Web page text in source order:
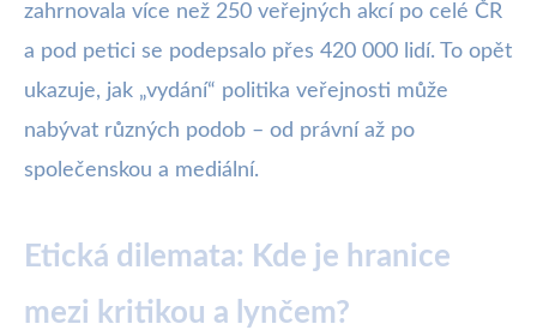
zahrnovala více než 250 veřejných akcí po celé ČR
a pod petici se podepsalo přes 420 000 lidí. To opět
ukazuje, jak „vydání“ politika veřejnosti může
nabývat různých podob – od právní až po
společenskou a mediální.
Etická dilemata: Kde je hranice
mezi kritikou a lynčem?